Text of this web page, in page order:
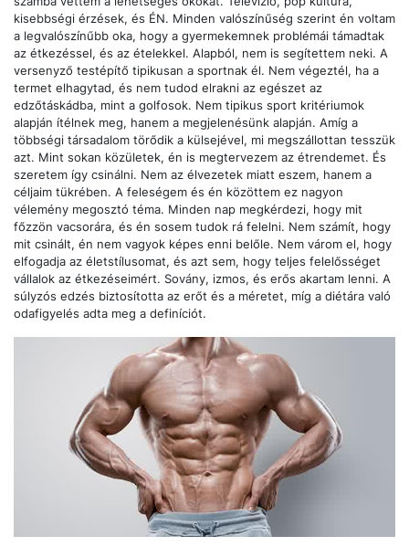
kisebbségi érzések, és ÉN. Minden valószínűség szerint én voltam
a legvalószínűbb oka, hogy a gyermekemnek problémái támadtak
az étkezéssel, és az ételekkel. Alapból, nem is segítettem neki. A
versenyző testépítő tipikusan a sportnak él. Nem végeztél, ha a
termet elhagytad, és nem tudod elrakni az egészet az
edzőtáskádba, mint a golfosok. Nem tipikus sport kritériumok
alapján ítélnek meg, hanem a megjelenésünk alapján. Amíg a
többségi társadalom törődik a külsejével, mi megszállottan tesszük
azt. Mint sokan közületek, én is megtervezem az étrendemet. És
szeretem így csinálni. Nem az élvezetek miatt eszem, hanem a
céljaim tükrében. A feleségem és én közöttem ez nagyon
vélemény megosztó téma. Minden nap megkérdezi, hogy mit
főzzön vacsorára, és én sosem tudok rá felelni. Nem számít, hogy
mit csinált, én nem vagyok képes enni belőle. Nem várom el, hogy
elfogadja az életstílusomat, és azt sem, hogy teljes felelősséget
vállalok az étkezéseimért. Sovány, izmos, és erős akartam lenni. A
súlyzós edzés biztosította az erőt és a méretet, míg a diétára való
odafigyelés adta meg a definíciót.